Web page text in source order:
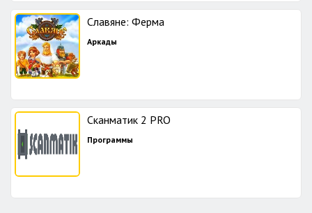
Славяне: Ферма
Аркады
Сканматик 2 PRO
Программы